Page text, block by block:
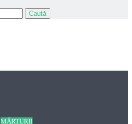
Caută
MĂRTURII